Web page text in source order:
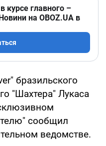
курсе главного –
на OBOZ.UA в
бразильского
"Шахтера" Лукаса
сообщил
ведомстве.